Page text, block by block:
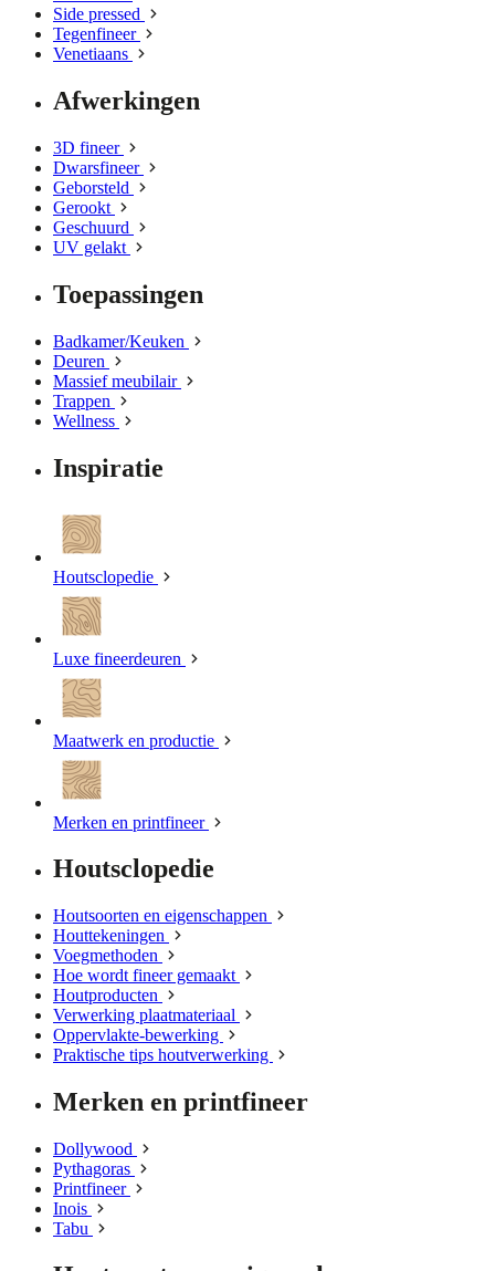
Side pressed
Tegenfineer
Venetiaans
Afwerkingen
3D fineer
Dwarsfineer
Geborsteld
Gerookt
Geschuurd
UV gelakt
Toepassingen
Badkamer/Keuken
Deuren
Massief meubilair
Trappen
Wellness
Inspiratie
Houtsclopedie
Luxe fineerdeuren
Maatwerk en productie
Merken en printfineer
Houtsclopedie
Houtsoorten en eigenschappen
Houttekeningen
Voegmethoden
Hoe wordt fineer gemaakt
Houtproducten
Verwerking plaatmateriaal
Oppervlakte-bewerking
Praktische tips houtverwerking
Merken en printfineer
Dollywood
Pythagoras
Printfineer
Inois
Tabu